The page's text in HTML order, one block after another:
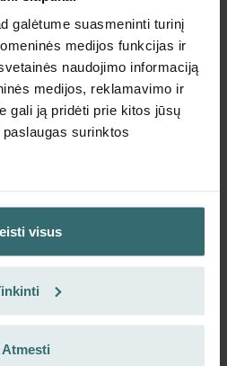
galėtume suasmeninti turinį
medijos funkcijas ir
naudojimo informaciją
medijos, reklamavimo ir
gali ją pridėti prie kitos jūsų
surinktos
visus
Atmesti
Flex" | „Zehnder
jūsų vėdinimo sistemą nuo
komforto namuose – CRS
kategorijose:
EUR
nuolaida